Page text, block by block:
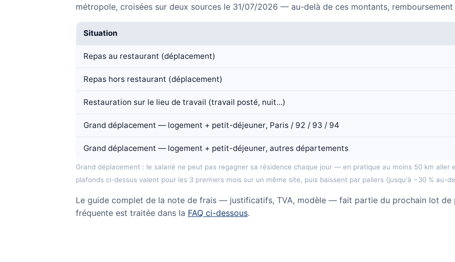
métropole, croisées sur deux sources le 31/07/2026 — au-delà de ces montants,
Situation
Repas au restaurant (déplacement)
Repas hors restaurant (déplacement)
Restauration sur le lieu de travail (travail posté, nuit…)
Grand déplacement — logement + petit-déjeuner, Paris / 92 / 93 / 94
Grand déplacement — logement + petit-déjeuner, autres départements
Grand déplacement : le salarié ne peut pas regagner sa résidence chaque jour — en pratique au moins 50 km aller
plafonds ci-dessus valent pour les 3 premiers mois sur un même site, puis baissent par paliers (jusqu'à −30 % au-
Le guide complet de la note de frais — justificatifs, TVA, modèle — fait partie du prochain lot de
fréquente est traitée dans la FAQ ci-dessous.